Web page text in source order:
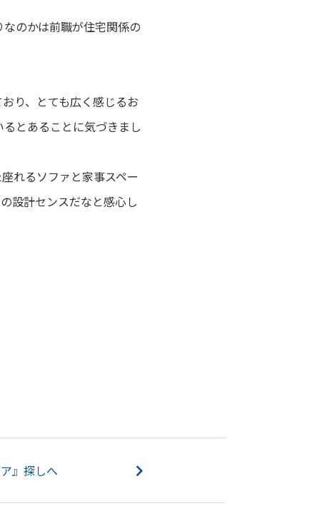
のかは前職が住宅関係の
り、とても広く感じるお
とあることに気づきまし
れるソファと家事スペー
設計センスだなと感心し
』探しへ